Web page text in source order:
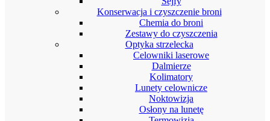
Konserwacja i czyszczenie broni
Chemia do broni
Zestawy do czyszczenia
Optyka strzelecka
Celowniki laserowe
Dalmierze
Kolimatory
Lunety celownicze
Noktowizja
Osłony na lunetę